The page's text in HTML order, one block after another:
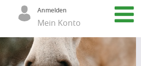
Anmelden
Mein Konto